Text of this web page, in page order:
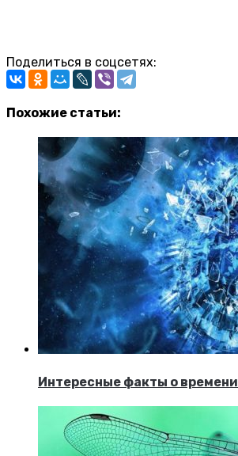
Поделиться в соцсетях:
Похожие статьи:
Интересные факты о времени